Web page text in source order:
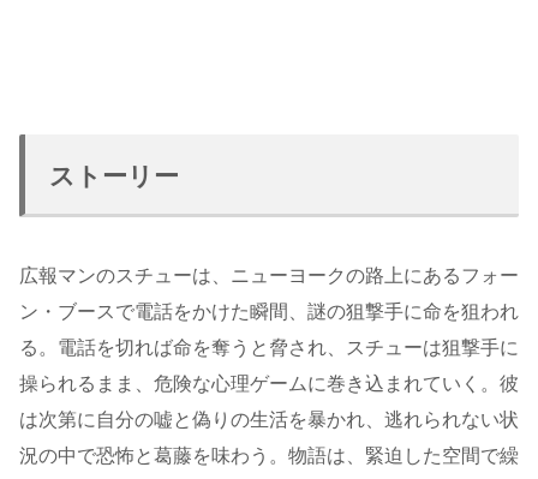
ストーリー
広報マンのスチューは、ニューヨークの路上にあるフォー
ン・ブースで電話をかけた瞬間、謎の狙撃手に命を狙われ
る。電話を切れば命を奪うと脅され、スチューは狙撃手に
操られるまま、危険な心理ゲームに巻き込まれていく。彼
は次第に自分の嘘と偽りの生活を暴かれ、逃れられない状
況の中で恐怖と葛藤を味わう。物語は、緊迫した空間で繰